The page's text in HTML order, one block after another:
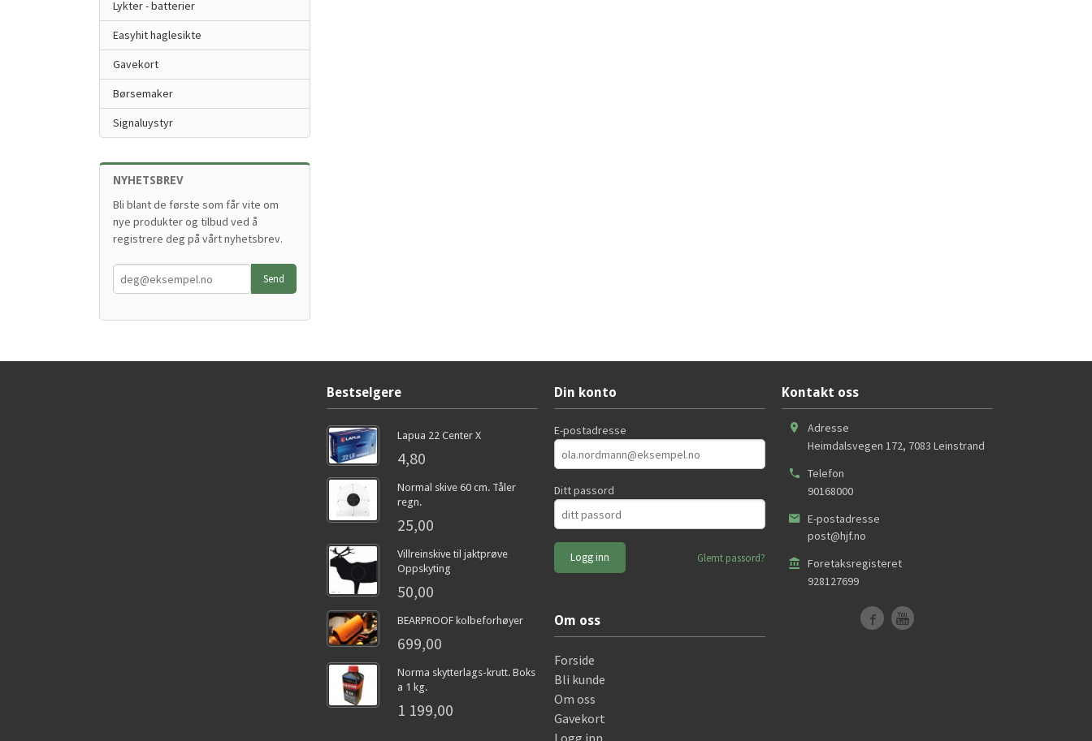
Lykter - batterier
Easyhit haglesikte
Gavekort
Børsemaker
Signaluystyr
NYHETSBREV
Bli blant de første som får vite om
nye produkter og tilbud ved å
registrere deg på vårt nyhetsbrev.
Bestselgere
Lapua 22 Center X
4,80
Normal skive 60 cm. Tåler
regn.
25,00
Villreinskive til jaktprøve
Oppskyting
50,00
BEARPROOF kolbeforhøyer
699,00
Norma skytterlags-krutt. Boks
a 1 kg.
1 199,00
Din konto
E-postadresse
Ditt passord
Glemt passord?
Om oss
Forside
Bli kunde
Om oss
Gavekort
Logg inn
Kontakt oss
Adresse
Heimdalsvegen 172, 7083 Leinstrand
Telefon
90168000
E-postadresse
post@hjf.no
Foretaksregisteret
928127699